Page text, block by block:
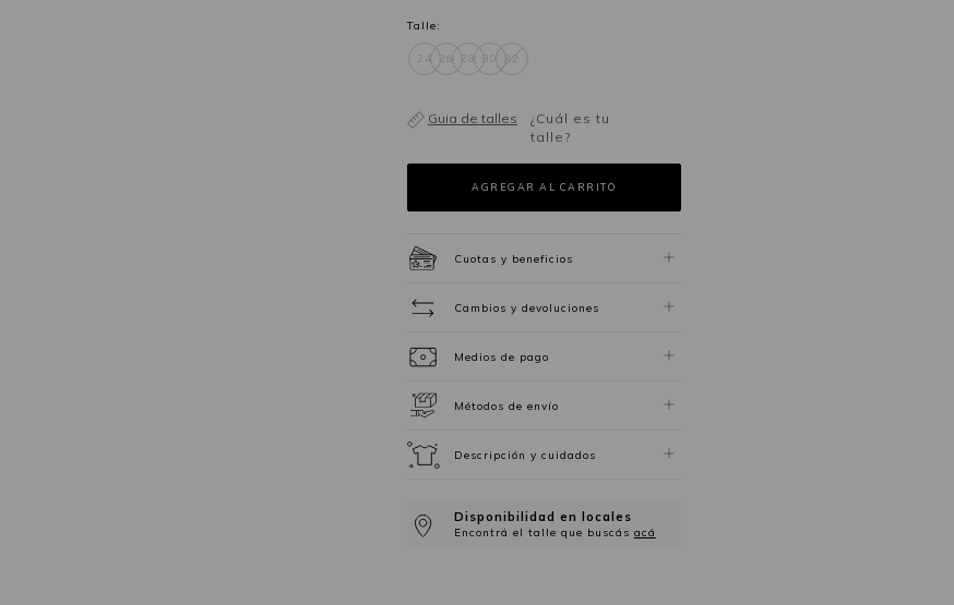
Talle:
24 26 28 30 32
Guia de talles
¿Cuál es tu
talle?
Cuotas y beneficios
Cambios y devoluciones
Medios de pago
Métodos de envío
Descripción y cuidados
Disponibilidad en locales
Encontrá el talle que buscás acá